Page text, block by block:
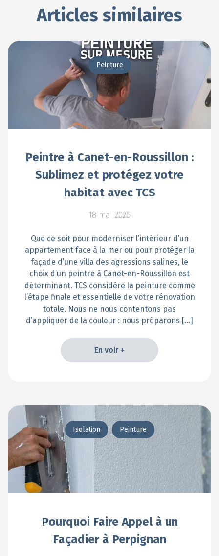
Articles similaires
Peinture
Peintre à Canet-en-Roussillon :
Sublimez et protégez votre
habitat avec TCS
18 mai 2026
Que ce soit pour moderniser l’intérieur d’un
appartement face à la mer ou pour protéger la
façade d’une villa des agressions salines, le
choix d’un peintre à Canet-en-Roussillon est
déterminant. TCS considère la peinture comme
l’étape finale et essentielle de votre rénovation
totale. Nous ne nous contentons pas
d’appliquer de la couleur : nous préparons […]
En voir +
Isolation Peinture
Pourquoi Faire Appel à un
Façadier à Perpignan